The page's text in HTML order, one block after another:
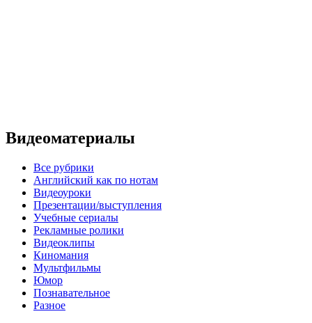
Видеоматериалы
Все рубрики
Английский как по нотам
Видеоуроки
Презентации/выступления
Учебные сериалы
Рекламные ролики
Видеоклипы
Киномания
Мультфильмы
Юмор
Познавательное
Разное